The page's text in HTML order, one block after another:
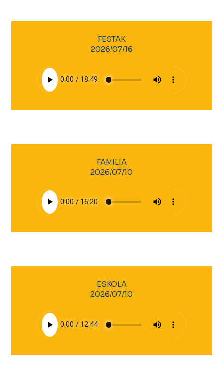
FESTAK
2026/07/16
FAMILIA
2026/07/10
ESKOLA
2026/07/10